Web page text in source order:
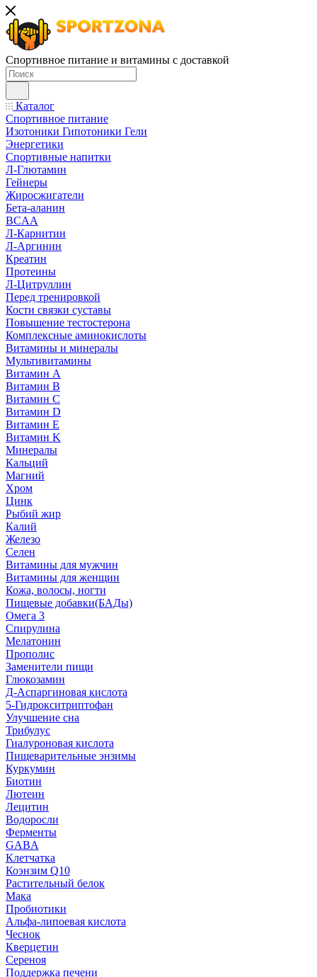
Спортивное питание и витамины с доставкой
Каталог
Спортивное питание
Изотоники Гипотоники Гели
Энергетики
Спортивные напитки
Л-Глютамин
Гейнеры
Жиросжигатели
Бета-аланин
BCAA
Л-Карнитин
Л-Аргинин
Креатин
Протеины
Л-Цитруллин
Перед тренировкой
Кости связки суставы
Повышение тестостерона
Комплексные аминокислоты
Витамины и минералы
Мультивитамины
Витамин A
Витамин B
Витамин C
Витамин D
Витамин E
Витамин K
Минералы
Кальций
Магний
Хром
Цинк
Рыбий жир
Калий
Железо
Селен
Витамины для мужчин
Витамины для женщин
Кожа, волосы, ногти
Пищевые добавки(БАДы)
Омега 3
Спирулина
Мелатонин
Прополис
Заменители пищи
Глюкозамин
Д-Аспаргиновая кислота
5-Гидрокситриптофан
Улучшение сна
Трибулус
Гиалуроновая кислота
Пищеварительные энзимы
Куркумин
Биотин
Лютеин
Лецитин
Водоросли
Ферменты
GABA
Клетчатка
Коэнзим Q10
Растительный белок
Мака
Пробиотики
Альфа-липоевая кислота
Чеснок
Кверцетин
Сереноя
Поддержка печени